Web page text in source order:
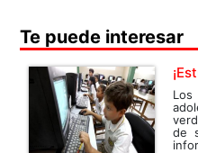
Te puede interesar
de